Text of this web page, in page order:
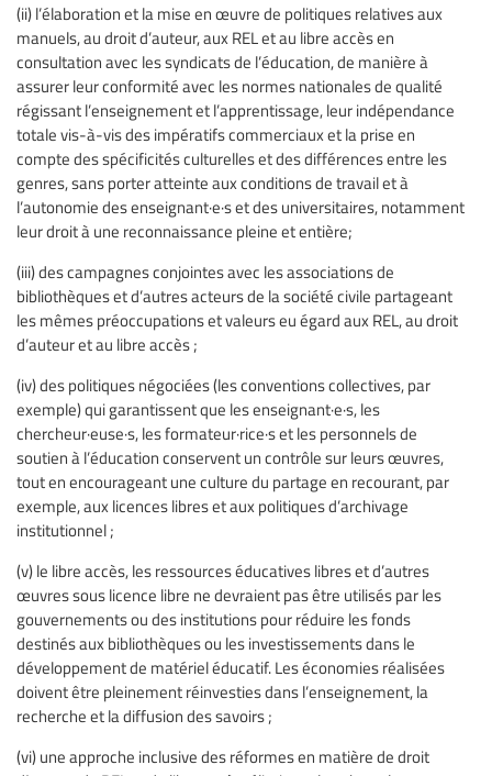
(ii) l’élaboration et la mise en œuvre de politiques relatives aux
manuels, au droit d’auteur, aux REL et au libre accès en
consultation avec les syndicats de l’éducation, de manière à
assurer leur conformité avec les normes nationales de qualité
régissant l’enseignement et l’apprentissage, leur indépendance
totale vis-à-vis des impératifs commerciaux et la prise en
compte des spécificités culturelles et des différences entre les
genres, sans porter atteinte aux conditions de travail et à
l’autonomie des enseignant·e·s et des universitaires, notamment
leur droit à une reconnaissance pleine et entière;
(iii) des campagnes conjointes avec les associations de
bibliothèques et d’autres acteurs de la société civile partageant
les mêmes préoccupations et valeurs eu égard aux REL, au droit
d’auteur et au libre accès ;
(iv) des politiques négociées (les conventions collectives, par
exemple) qui garantissent que les enseignant·e·s, les
chercheur·euse·s, les formateur·rice·s et les personnels de
soutien à l’éducation conservent un contrôle sur leurs œuvres,
tout en encourageant une culture du partage en recourant, par
exemple, aux licences libres et aux politiques d’archivage
institutionnel ;
(v) le libre accès, les ressources éducatives libres et d’autres
œuvres sous licence libre ne devraient pas être utilisés par les
gouvernements ou des institutions pour réduire les fonds
destinés aux bibliothèques ou les investissements dans le
développement de matériel éducatif. Les économies réalisées
doivent être pleinement réinvesties dans l’enseignement, la
recherche et la diffusion des savoirs ;
(vi) une approche inclusive des réformes en matière de droit